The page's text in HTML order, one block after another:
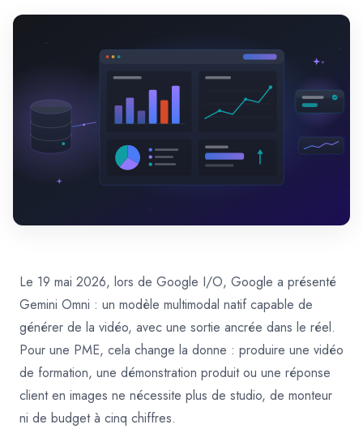
Le 19 mai 2026, lors de Google I/O, Google a présenté
Gemini Omni : un modèle multimodal natif capable de
générer de la vidéo, avec une sortie ancrée dans le réel.
Pour une PME, cela change la donne : produire une vidéo
de formation, une démonstration produit ou une réponse
client en images ne nécessite plus de studio, de monteur
ni de budget à cinq chiffres.